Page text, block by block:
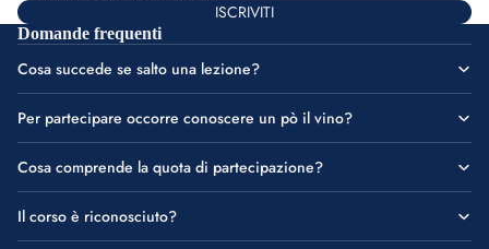
ISCRIVITI
Domande frequenti
Cosa succede se salto una lezione?
Per partecipare occorre conoscere un pò il vino?
Cosa comprende la quota di partecipazione?
Il corso è riconosciuto?